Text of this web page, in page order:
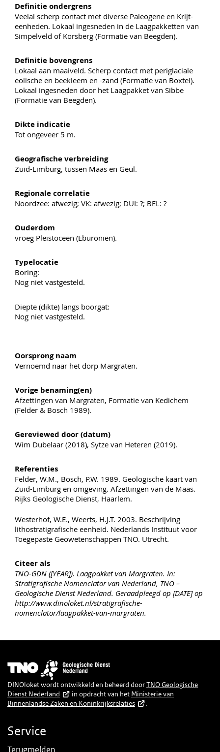
Definitie ondergrens
Veelal scherp contact met diverse Paleogene en Krijt-
eenheden. Lokaal ingesneden in de Laagpakketten van
Simpelveld of Korsberg (Formatie van Beegden).
Definitie bovengrens
Lokaal aan maaiveld. Scherp contact met periglaciale
eolische en beekleem en -zand (Formatie van Boxtel).
Lokaal ingesneden door het Laagpakket van Sibbe
(Formatie van Beegden).
Dikte indicatie
Tot ongeveer 5 m.
Geografische verbreiding
Zuid-Limburg, tussen Maas en Geul.
Regionale correlatie
Noordzee: afwezig; VK: afwezig; DUI: ?; BEL: ?
Ouderdom
vroeg Pleistoceen (Eburonien).
Typelocatie
Boring:
Nog niet vastgesteld.
Diepte (dikte) langs boorgat:
Nog niet vastgesteld.
Oorsprong naam
Vernoemd naar het dorp Margraten.
Vorige benaming(en)
Afzettingen van Margraten, Formatie van Kedichem
(Felder & Bosch 1989).
Gereviewed door (datum)
Wim Dubelaar (2018), Sytze van Heteren (2019).
Referenties
Felder, W.M., Bosch, P.W. 1989. Geologische kaart van
Zuid-Limburg en omgeving. Afzettingen van de Maas.
Rijks Geologische Dienst, Haarlem.
Westerhof, W.E., Weerts, H.J.T. 2003. Beschrijving
lithostratigrafische eenheid. Nederlands Instituut voor
Toegepaste Geowetenschappen TNO. Utrecht.
Citeer als
TNO-GDN ([YEAR]). Laagpakket van Margraten. In:
Stratigrafische Nomenclator van Nederland, TNO –
Geologische Dienst Nederland. Geraadpleegd op [DATE] op
http://www.dinoloket.nl/stratigrafische-
nomenclator/laagpakket-van-margraten.
Afbeelding
DINOloket wordt ontwikkeld en beheerd doorTNO Geologische
Dienst Nederland
in opdracht van het Ministerie van
Binnenlandse Zaken en Koninkrijksrelaties
.
Service
Terugmelden